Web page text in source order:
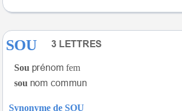
SOU
Sou
fem
sou
Synonyme de SOU